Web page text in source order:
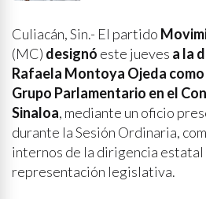
Culiacán, Sin.- El partido
(MC) designó este jueves a la
Rafaela Montoya Ojeda
Grupo Parlamentario en el
Sinaloa, mediante un oficio
durante la Sesión Ordinaria,
internos de la dirigencia
representación legislativa.